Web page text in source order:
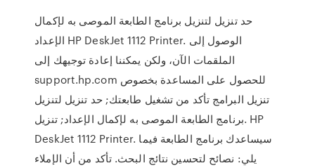
حد تنزيل لتنزيل برنامج الطابعة الموصى به لإكمال
الإعداد HP DeskJet 1112 Printer. الوصول إلى
الملقمات الآن، ولكن يمكننا إعادة توجيهك إلى
‎support.hp.com ‎‏ للحصول على المساعدة بخصوص
تنزيل البرامج تأكد من تشغيل طابعتك; حد تنزيل لتنزيل
برنامج الطابعة الموصى به لإكمال الإعداد; تنزيل. HP
DeskJet 1112 Printer. سيساعدك برنامج الطابعة فيما
يلي: نصائح لتحسين نتائج البحث. تأكد من أن الإملاء